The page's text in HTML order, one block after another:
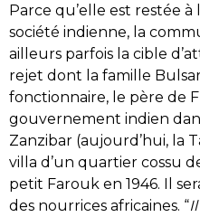
Parce qu’elle est restée à
société indienne, la
ailleurs parfois la cible
rejet dont la famille
fonctionnaire, le père de
gouvernement indien
Zanzibar (aujourd’hui, la
villa d’un quartier cossu
petit Farouk en 1946. Il
des nourrices africaines. “